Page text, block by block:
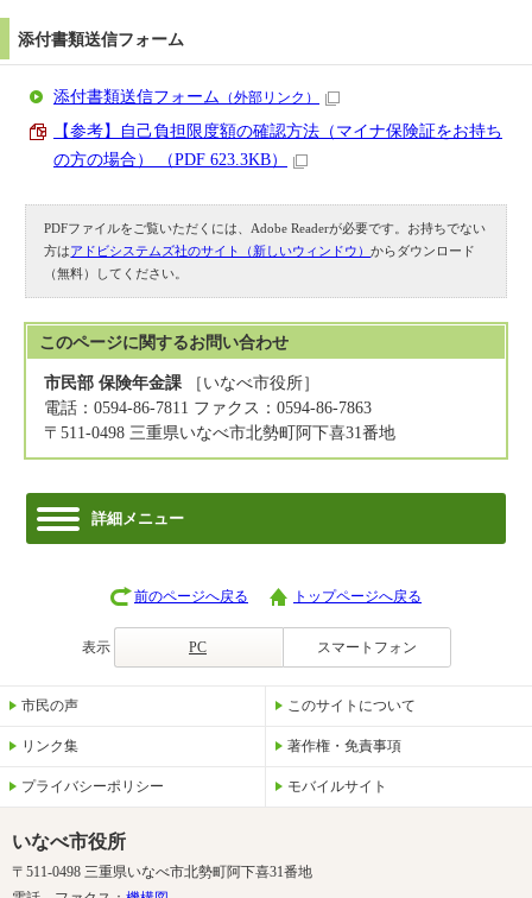
添付書類送信フォーム
添付書類送信フォーム （外部リンク）
【参考】自己負担限度額の確認方法（マイナ保険証をお持ち
の方の場合） （PDF 623.3KB）
PDFファイルをご覧いただくには、Adobe Readerが必要です。お持ちでない
方はアドビシステムズ社のサイト（新しいウィンドウ）からダウンロード
（無料）してください。
このページに関するお問い合わせ
市民部 保険年金課 ［いなべ市役所］
電話：0594-86-7811 ファクス：0594-86-7863
〒511-0498 三重県いなべ市北勢町阿下喜31番地
詳細メニュー
前のページへ戻る トップページへ戻る
表示 PC スマートフォン
市民の声 このサイトについて
リンク集 著作権・免責事項
プライバシーポリシー モバイルサイト
いなべ市役所
〒511-0498 三重県いなべ市北勢町阿下喜31番地